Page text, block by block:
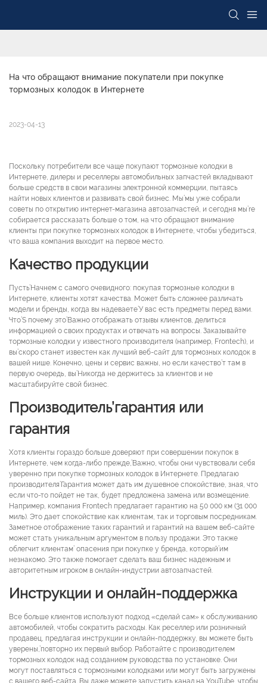
На что обращают внимание покупатели при покупке
тормозных колодок в Интернете
2023-04-13
Поскольку потребители все чаще покупают тормозные колодки в
Интернете, дилеры и реселлеры автомобильных запчастей вкладывают
больше средств в свои магазины электронной коммерции, пытаясь
найти новых клиентов и развивать свой бизнес. Мы’мы уже собрали
советы по открытию интернет-магазина автозапчастей, и сегодня мы’re
собирается рассказать больше о том, на что обращают внимание
клиенты при покупке тормозных колодок в Интернете, чтобы убедиться,
что ваша компания выходит на первое место.
Качество продукции
Пусть’Начнем с самого очевидного: покупая тормозные колодки в
Интернете, клиенты хотят качества. Может быть сложнее различать
модели и бренды, когда вы надеваете’У вас есть предметы перед вами.
Что’S почему это’Важно отображать отзывы клиентов, делиться
информацией о своих продуктах и ​​отвечать на вопросы. Заказывайте
тормозные колодки у известного производителя (например, Frontech), и
вы’скоро станет известен как лучший веб-сайт для тормозных колодок в
вашей нише. Конечно, цены и сервис важны, но если качество’т там в
первую очередь, вы’Никогда не держитесь за клиентов и не
масштабируйте свой бизнес.
Производитель’гарантия или
гарантия
Хотя клиенты гораздо больше доверяют при совершении покупок в
Интернете, чем когда-либо прежде,’Важно, чтобы они чувствовали себя
уверенно при покупке тормозных колодок в Интернете. Предлагаю
производителя’Гарантия может дать им душевное спокойствие, зная, что
если что-то пойдет не так, будет предложена замена или возмещение.
Например, компания Frontech предлагает гарантию на 50 000 км (31 000
миль). Это дает спокойствие как клиентам, так и торговым посредникам.
Заметное отображение таких гарантий и гарантий на вашем веб-сайте
может стать уникальным аргументом в пользу продажи. Это также
облегчит клиентам’ опасения при покупке у бренда, который’им
незнакомо. Это также помогает сделать ваш бизнес надежным и
авторитетным игроком в онлайн-индустрии автозапчастей.
Инструкции и онлайн-поддержка
Все больше клиентов используют подход «сделай сам» к обслуживанию
автомобилей, чтобы сократить расходы. Как реселлер или розничный
продавец, предлагая инструкции и онлайн-поддержку, вы можете быть
уверены,’повторно их первый выбор. Работайте с производителем
тормозных колодок над созданием руководства по установке. Они
могут поставляться с тормозными колодками или могут быть загружены